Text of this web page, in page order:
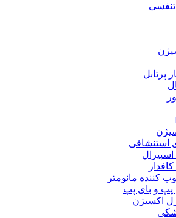
پرتابل
استنشاقی
اسپیرال
کننده مانومتر
و بای پپ
اکسیژن